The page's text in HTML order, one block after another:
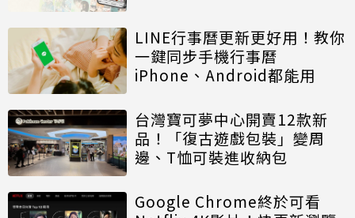
LINE行事曆更新更好用！教你
一鍵同步手機行事曆
iPhone、Android都能用
台灣寶可夢中心開賣12款新
品！「復古遊戲包裝」變周
邊、T恤可裝進收納包
Google Chrome終於可看